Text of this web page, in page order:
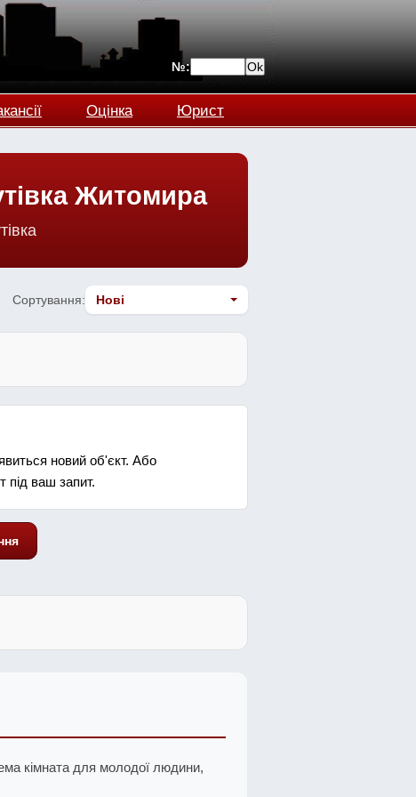
№:
Оцінка Юрист
Житомира
Сортування:
новий об'єкт. Або
під ваш запит.
кімната для молодої людини,